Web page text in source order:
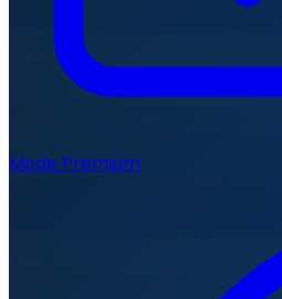
Mode Premium